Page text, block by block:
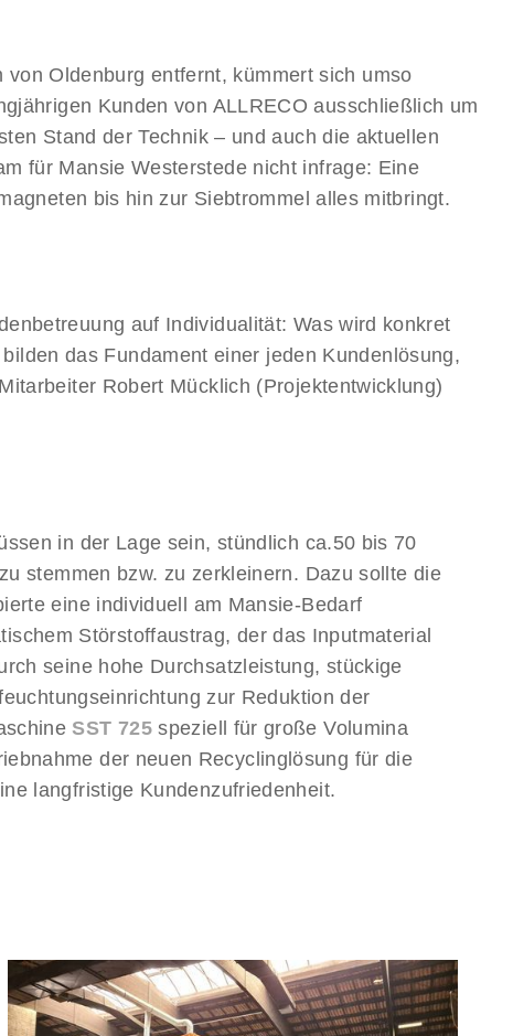
Oldenburg entfernt, kümmert sich umso
Kunden von ALLRECO ausschließlich um
Stand der Technik – und auch die aktuellen
für Mansie Westerstede nicht infrage: Eine
bis hin zur Siebtrommel alles mitbringt.
auf Individualität: Was wird konkret
das Fundament einer jeden Kundenlösung,
Robert Mücklich (Projektentwicklung)
in der Lage sein, stündlich ca.50 bis 70
stemmen bzw. zu zerkleinern. Dazu sollte die
eine individuell am Mansie-Bedarf
Störstoffaustrag, der das Inputmaterial
seine hohe Durchsatzleistung, stückige
zur Reduktion der
SST 725speziell für große Volumina
der neuen Recyclinglösung für die
langfristige Kundenzufriedenheit.